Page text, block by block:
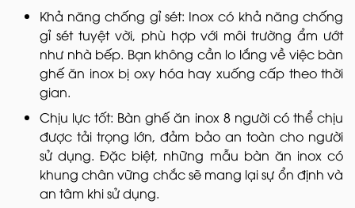
Khả năng chống gỉ sét: Inox có khả năng chống
gỉ sét tuyệt vời, phù hợp với môi trường ẩm ướt
như nhà bếp. Bạn không cần lo lắng về việc bàn
ghế ăn inox bị oxy hóa hay xuống cấp theo thời
gian.
Chịu lực tốt: Bàn ghế ăn inox 8 người có thể chịu
được tải trọng lớn, đảm bảo an toàn cho người
sử dụng. Đặc biệt, những mẫu bàn ăn inox có
khung chân vững chắc sẽ mang lại sự ổn định và
an tâm khi sử dụng.